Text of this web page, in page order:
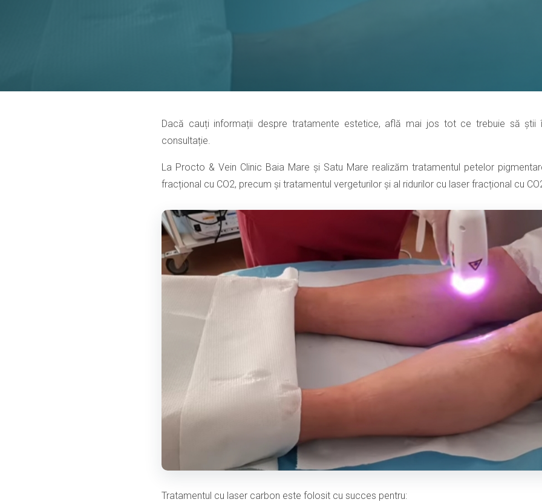
Dacă cauți informații despre tratamente estetice, află mai jos tot ce trebuie să știi
consultație.
La Procto & Vein Clinic Baia Mare și Satu Mare realizăm tratamentul petelor
fracțional cu CO2, precum și tratamentul vergeturilor și al ridurilor cu laser fracțional cu
Tratamentul cu laser carbon este folosit cu succes pentru: